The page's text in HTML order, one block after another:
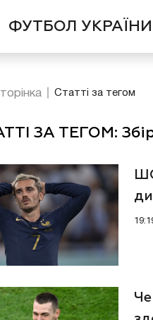
ФУТБОЛ УКРАЇНИ
Статті за тегом
ЗА ТЕГОМ: